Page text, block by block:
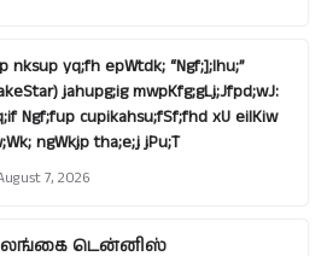
nksup yq;fh epWtdk; “Ngf;];lhu;”
jahupg;ig mwpKfg;gLj;Jfpd;wJ:
Ngf;fup cupikahsu;fSf;fhd xU eilKiw
ngWkjp tha;e;j jPu;T
7, 2026
டென்னிஸ்